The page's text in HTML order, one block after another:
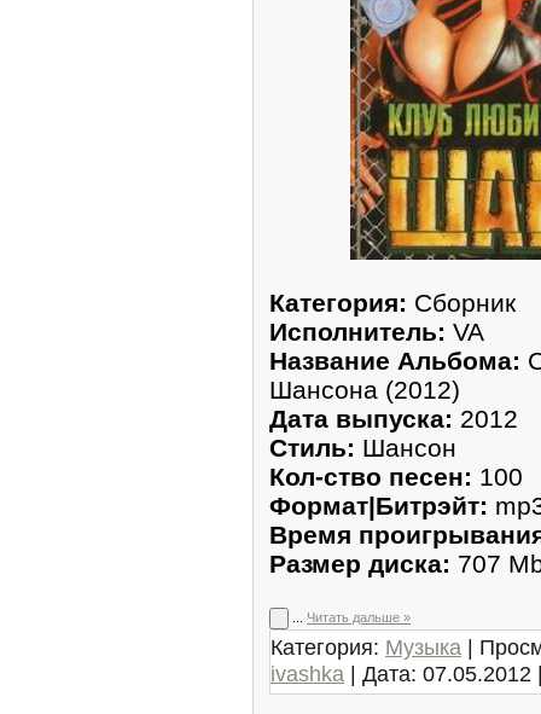
Категория: Сборник
Исполнитель: VA
Название Альбома:
Шансона (2012)
Дата выпуска: 2012
Стиль: Шансон
Кол-ство песен: 100
Формат|Битрэйт:
Время
Размер диска: 707
Читать дальше »
Категория: Музыка |
ivashka | Дата: 07.05.2012